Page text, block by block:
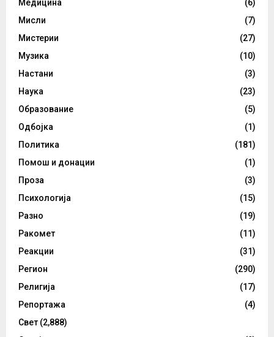
Медицина
(6)
Мисли
(7)
Мистерии
(27)
Музика
(10)
Настани
(3)
Наука
(23)
Образование
(5)
Одбојка
(1)
Политика
(181)
Помош и донации
(1)
Проза
(3)
Психологија
(15)
Разно
(19)
Ракомет
(11)
Реакции
(31)
Регион
(290)
Религија
(17)
Репортажа
(4)
Свет (2,888)